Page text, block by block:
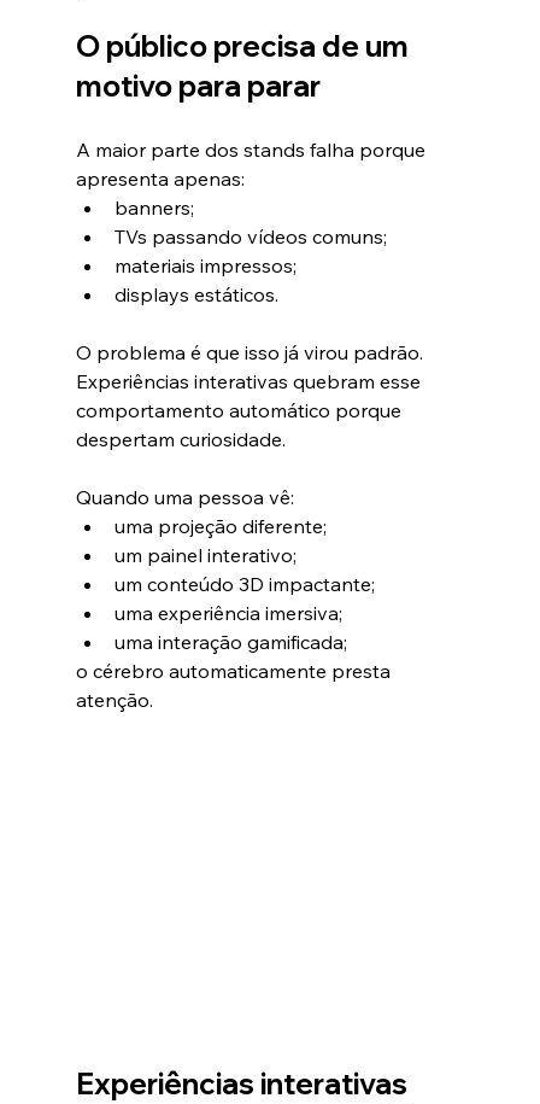
O público precisa de um
motivo para parar
A maior parte dos stands falha porque
apresenta apenas:
banners;
TVs passando vídeos comuns;
materiais impressos;
displays estáticos.
O problema é que isso já virou padrão.
Experiências interativas quebram esse
comportamento automático porque
despertam curiosidade.
Quando uma pessoa vê:
uma projeção diferente;
um painel interativo;
um conteúdo 3D impactante;
uma experiência imersiva;
uma interação gamificada;
o cérebro automaticamente presta
atenção.
Experiências interativas